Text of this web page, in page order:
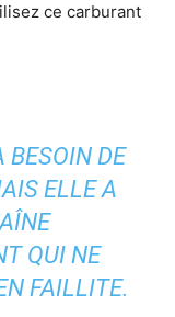
ce carburant
BESOIN DE
ELLE A
QUI NE
FAILLITE.